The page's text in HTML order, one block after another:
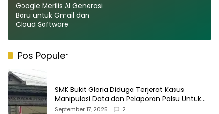
Google Merilis AI Generasi
Baru untuk Gmail dan
Cloud Software
Pos Populer
SMK Bukit Gloria Diduga Terjerat Kasus
Manipulasi Data dan Pelaporan Palsu Untuk
Mendapatkan Dana Bos
September 17, 2025 2